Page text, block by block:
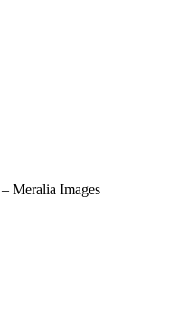
Meralia Images